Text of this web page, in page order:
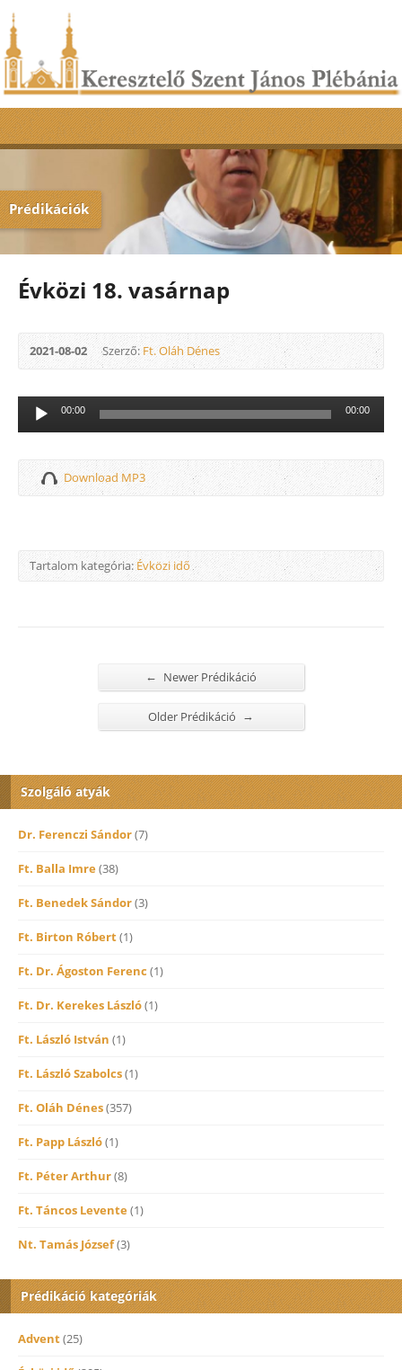
Prédikációk
Évközi 18. vasárnap
2021-08-02 Szerző:Ft. Oláh Dénes
Audió
lejátszó
00:00 00:00
Download MP3
Tartalom kategória:Évközi idő
← Newer Prédikáció
Older Prédikáció →
Szolgáló atyák
Dr. Ferenczi Sándor(7)
Ft. Balla Imre(38)
Ft. Benedek Sándor(3)
Ft. Birton Róbert(1)
Ft. Dr. Ágoston Ferenc (1)
Ft. Dr. Kerekes László(1)
Ft. László István (1)
Ft. László Szabolcs(1)
Ft. Oláh Dénes(357)
Ft. Papp László(1)
Ft. Péter Arthur(8)
Ft. Táncos Levente(1)
Nt. Tamás József(3)
Prédikáció kategóriák
Advent(25)